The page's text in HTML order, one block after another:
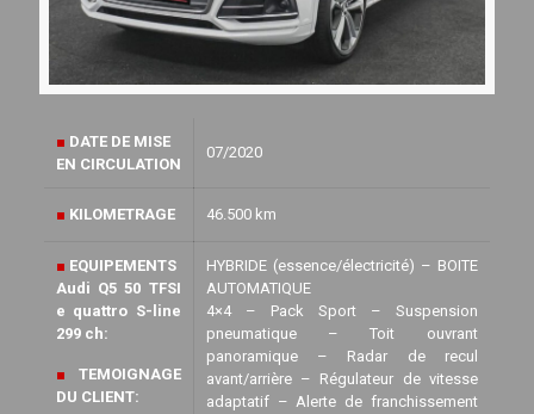
■ DATE DE MISE
EN CIRCULATION
07/2020
■ KILOMETRAGE 46.500 km
■ EQUIPEMENTS
Audi Q5 50 TFSI
e quattro S-line
299 ch:
■
TEMOIGNAGE
DU CLIENT:
HYBRIDE (essence/électricité) – BOITE
AUTOMATIQUE
4×4 – Pack Sport – Suspension
pneumatique – Toit ouvrant
panoramique – Radar de recul
avant/arrière – Régulateur de vitesse
adaptatif – Alerte de franchissement